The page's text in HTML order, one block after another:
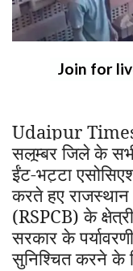
Join for
Udaipur
सलूम्बर जिले के
ईंट-भट्टा
करते हुए
(RSPCB) के
सरकार के
सुनिश्चित करने के